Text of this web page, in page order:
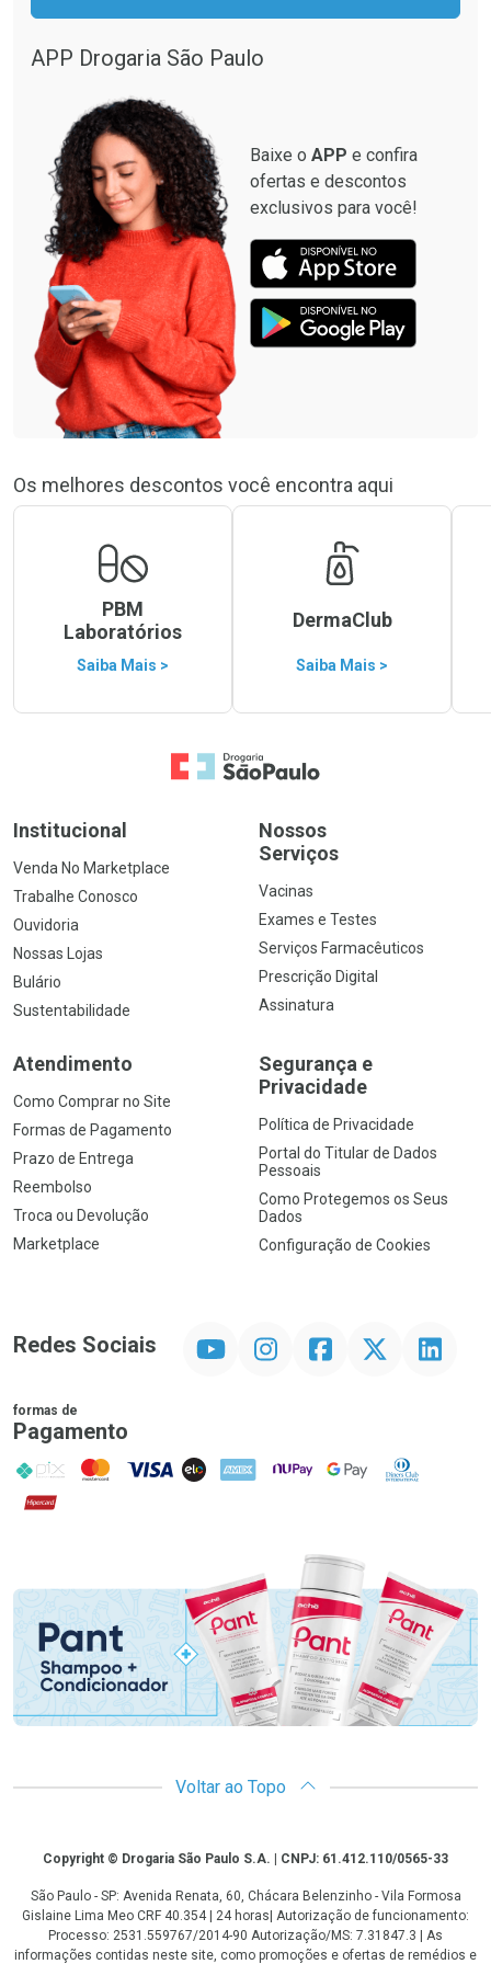
APP Drogaria São Paulo
Baixe o APP e confira
ofertas e descontos
exclusivos para você!
Os melhores descontos você encontra aqui
PBM
Laboratórios
Saiba Mais >
DermaClub
Saiba Mais >
Ir para a Home
Institucional
Venda No Marketplace
Trabalhe Conosco
Ouvidoria
Nossas Lojas
Bulário
Sustentabilidade
Nossos
Serviços
Vacinas
Exames e Testes
Serviços Farmacêuticos
Prescrição Digital
Assinatura
Atendimento
Como Comprar no Site
Formas de Pagamento
Prazo de Entrega
Reembolso
Troca ou Devolução
Marketplace
Segurança e
Privacidade
Política de Privacidade
Portal do Titular de Dados
Pessoais
Como Protegemos os Seus
Dados
Configuração de Cookies
Redes Sociais InstagramFacebookTwitter Linkedin
formas de
Pagamento
PIX MasterCard
VISA ELO AMEX NuPay Google PayDiners Club
Hipercard
Promoção em Destaque
Voltar ao Topo
CopyrightCopyright © Drogaria São Paulo S.A. | CNPJ: 61.412.110/0565-33
São Paulo - SP: Avenida Renata, 60, Chácara Belenzinho - Vila Formosa
Gislaine Lima Meo CRF 40.354 | 24 horas| Autorização de funcionamento:
Processo: 2531.559767/2014-90 Autorização/MS: 7.31847.3 | As
informações contidas neste site, como promoções e ofertas de remédios e